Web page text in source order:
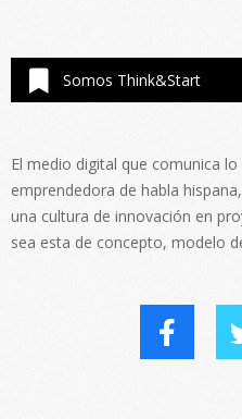
Somos Think&Start
El medio digital que comunica
emprendedora de habla
una cultura de innovación en
sea esta de concepto, modelo